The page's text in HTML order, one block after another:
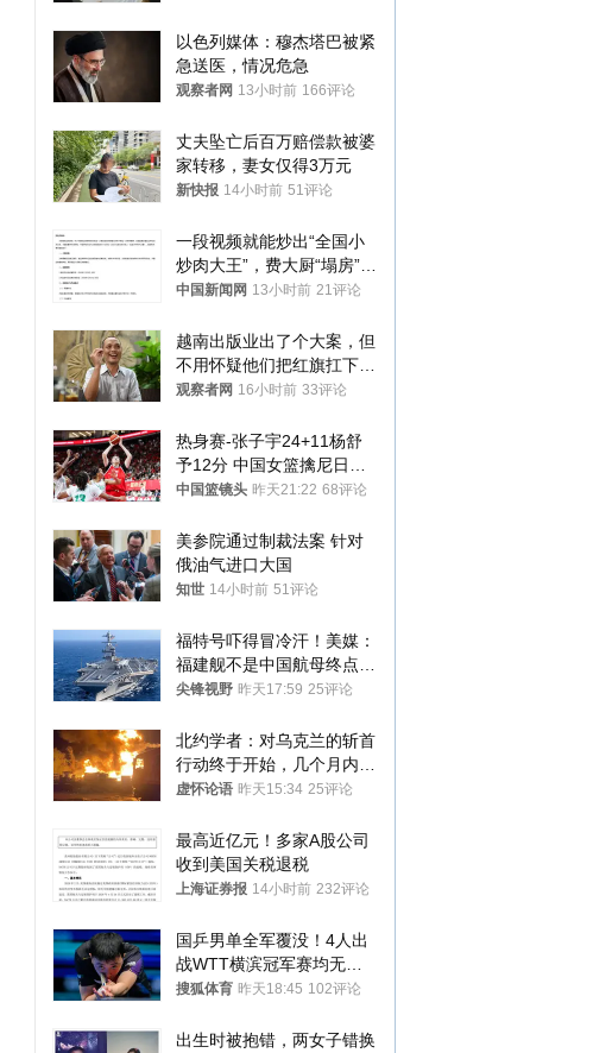
以色列媒体：穆杰塔巴被紧
急送医，情况危急
观察者网 13小时前 166评论
丈夫坠亡后百万赔偿款被婆
家转移，妻女仅得3万元
新快报 14小时前 51评论
一段视频就能炒出“全国小
炒肉大王”，费大厨“塌房”了
吗？
中国新闻网 13小时前 21评论
越南出版业出了个大案，但
不用怀疑他们把红旗扛下去
的决心
观察者网 16小时前 33评论
热身赛-张子宇24+11杨舒
予12分 中国女篮擒尼日利
亚
中国篮镜头 昨天21:22 68评论
美参院通过制裁法案 针对
俄油气进口大国
知世 14小时前 51评论
福特号吓得冒冷汗！美媒：
福建舰不是中国航母终点，
而是新起点！
尖锋视野 昨天17:59 25评论
北约学者：对乌克兰的斩首
行动终于开始，几个月内乌
将投降
虚怀论语 昨天15:34 25评论
最高近亿元！多家A股公司
收到美国关税退税
上海证券报 14小时前 232评论
国乒男单全军覆没！4人出
战WTT横滨冠军赛均无缘
八强
搜狐体育 昨天18:45 102评论
出生时被抱错，两女子错换